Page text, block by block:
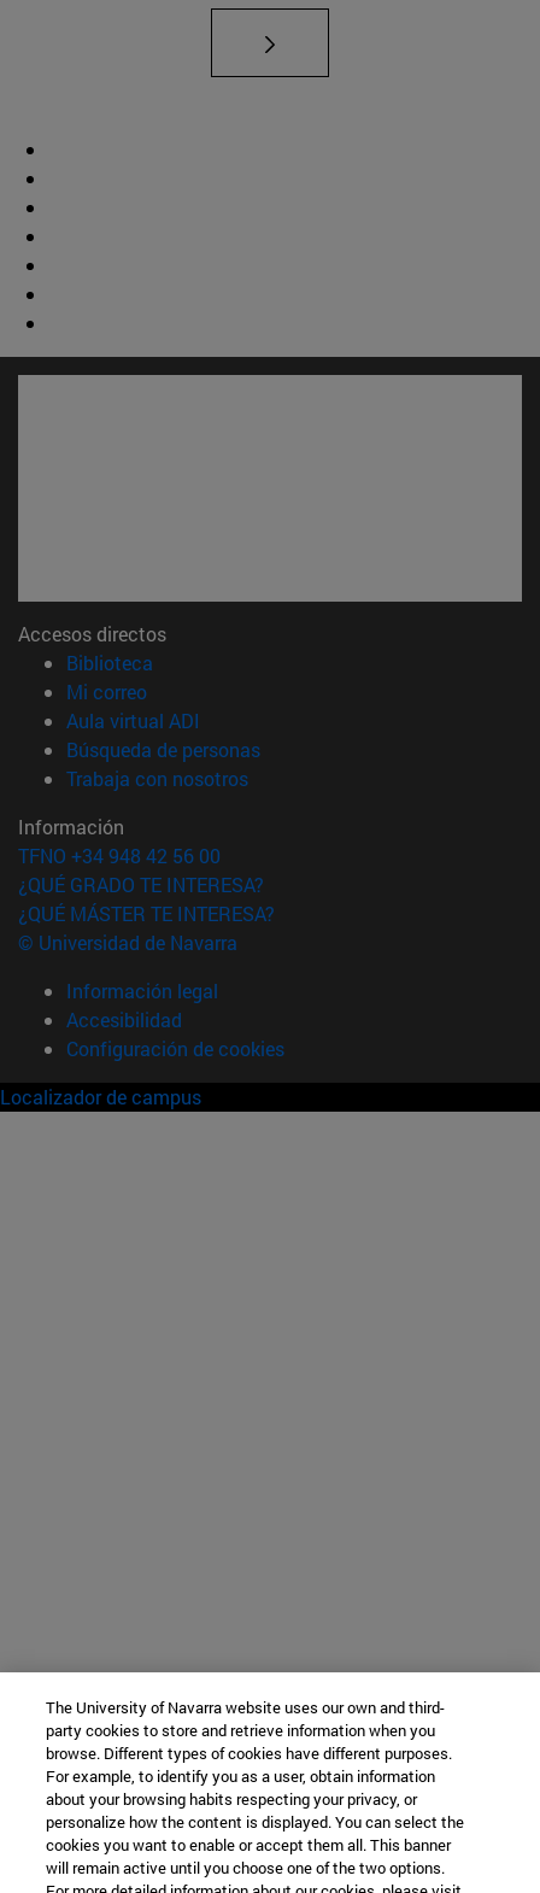
Accesos directos
Biblioteca
Mi correo(abre en nueva ventana)
Aula virtual ADI
Búsqueda de personas(abre en nueva ventana)
Trabaja con nosotros(abre en nueva ventana)
Información
TFNO +34 948 42 56 00
¿QUÉ GRADO TE INTERESA?
¿QUÉ MÁSTER TE INTERESA?
© Universidad de Navarra
Información legal
Accesibilidad
Configuración de cookies
Localizador de campus
The University of Navarra website uses our own and third-
party cookies to store and retrieve information when you
browse. Different types of cookies have different purposes.
For example, to identify you as a user, obtain information
about your browsing habits respecting your privacy, or
personalize how the content is displayed. You can select the
cookies you want to enable or accept them all. This banner
will remain active until you choose one of the two options.